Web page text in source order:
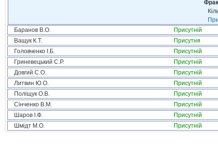
Баранов В.О.
Присутній
Ващук К.Т.
Присутня
Головченко І.Б.
Присутній
Гриневецький С.Р.
Присутній
Довгий С.О.
Присутній
Литвин Ю.О.
Присутній
Поліщук О.В.
Присутній
Сінченко В.М.
Присутній
Шаров І.Ф.
Присутній
Шмідт М.О.
Присутній